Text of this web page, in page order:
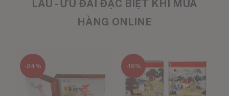
LÂU - ƯU ĐÃI ĐẶC BIỆT KHI MUA
HÀNG ONLINE
-24% -16%